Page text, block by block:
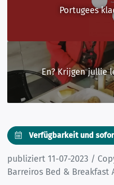
Portugees
En? Krijgen jullie
Verfügbarkeit und
publiziert 11-07-2023 /
Barreiros Bed & Breakfast